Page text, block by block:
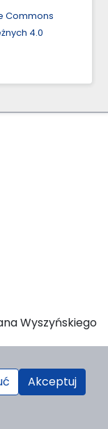
Commons
4.0
Wyszyńskiego
Akceptuj